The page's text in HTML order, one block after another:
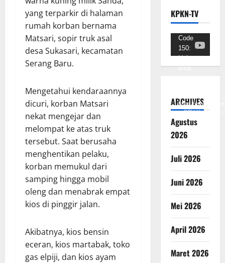
yang terparkir di halaman
rumah korban bernama
Matsari, sopir truk asal
desa Sukasari, kecamatan
Serang Baru.
Mengetahui kendaraannya
dicuri, korban Matsari
nekat mengejar dan
melompat ke atas truk
tersebut. Saat berusaha
menghentikan pelaku,
korban memukul dari
samping hingga mobil
oleng dan menabrak empat
kios di pinggir jalan.
Akibatnya, kios bensin
eceran, kios martabak, toko
gas elpiji, dan kios ayam
KPKN-TV
Pemutar
Video
Code
150:
Unknown
error.
https://
ARCHIVES
Agustus
2026
Juli 2026
Juni 2026
Mei 2026
April 2026
Maret 2026